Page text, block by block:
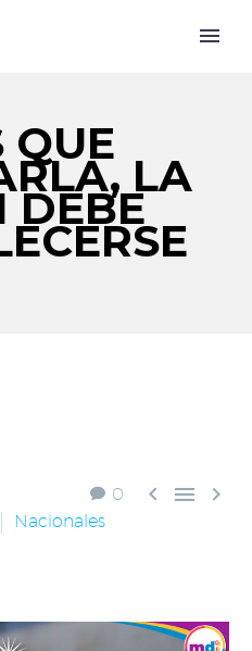
QUE
LA
DEBE
0   
Nacionales